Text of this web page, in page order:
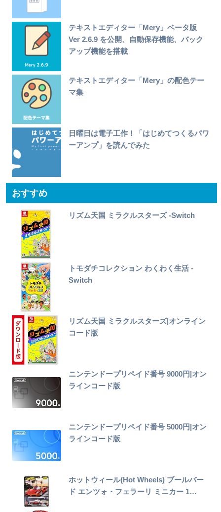
テキストエディター「Mery」ベータ版
Ver 2.6.9 を公開、自動保存機能、バック
アップ機能を搭載
テキストエディター「Mery」の配色テー
マ集
日曜日は電子工作！「はじめてつくるパワ
ーアンプ」を読んでみた
おすすめ
リズム天国 ミラクルスターズ -Switch
トモダチコレクション わくわく生活 -
Switch
リズム天国 ミラクルスターズ|オンライン
コード版
ニンテンドープリペイド番号 9000円|オン
ラインコード版
ニンテンドープリペイド番号 5000円|オン
ラインコード版
ホットウィール(Hot Wheels) ブールバー
ド エンツォ・フェラーリ ミニカー 1…